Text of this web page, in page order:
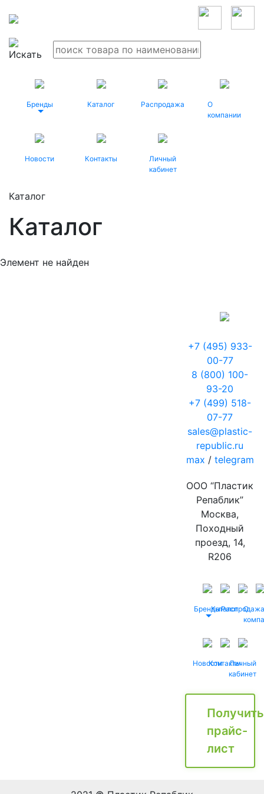
Бренды Каталог Распродажа
О
компании
Новости Контакты
Личный
кабинет
Каталог
Каталог
Элемент не найден
+7 (495) 933-
00-77
8 (800) 100-
93-20
+7 (499) 518-
07-77
sales@plastic-
republic.ru
max / telegram
ООО “Пластик
Репаблик”
Москва,
Походный
проезд, 14,
R206
БрендыКаталог
Распродажа
О
НовостиКонтактыЛичный
кабинет
Получить
прайс-
лист